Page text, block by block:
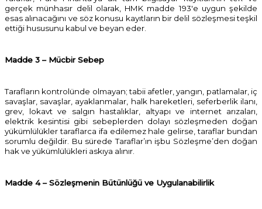
gerçek münhasır delil olarak, HMK madde 193'e uygun şekilde
esas alınacağını ve söz konusu kayıtların bir delil sözleşmesi teşkil
ettiği hususunu kabul ve beyan eder.
Madde 3 – Mücbir Sebep
Tarafların kontrolünde olmayan; tabii afetler, yangın, patlamalar, iç
savaşlar, savaşlar, ayaklanmalar, halk hareketleri, seferberlik ilanı,
grev, lokavt ve salgın hastalıklar, altyapı ve internet arızaları,
elektrik kesintisi gibi sebeplerden dolayı sözleşmeden doğan
yükümlülükler taraflarca ifa edilemez hale gelirse, taraflar bundan
sorumlu değildir. Bu sürede Taraflar’ın işbu Sözleşme’den doğan
hak ve yükümlülükleri askıya alınır.
Madde 4 – Sözleşmenin Bütünlüğü ve Uygulanabilirlik